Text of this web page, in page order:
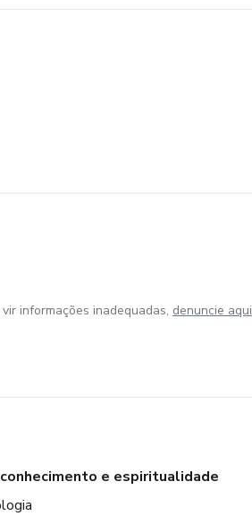
informações inadequadas, denuncie aqui
e espiritualidade